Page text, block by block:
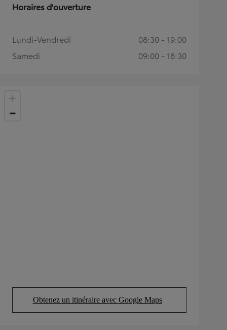
Obtenez un itinéraire avec Google Maps
(Opens in new tab)
Horaires d'ouverture
Lundi-Vendredi
08:30 - 19:00
Samedi
09:00 - 18:30